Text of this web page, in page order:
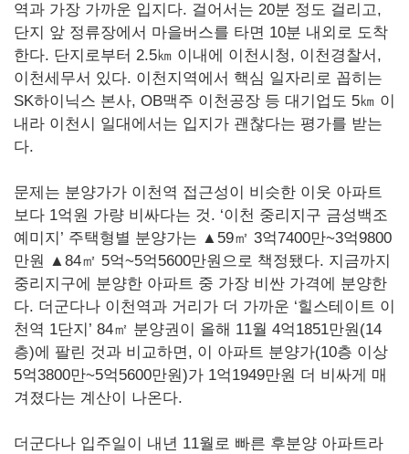
역과 가장 가까운 입지다. 걸어서는 20분 정도 걸리고,
단지 앞 정류장에서 마을버스를 타면 10분 내외로 도착
한다. 단지로부터 2.5㎞ 이내에 이천시청, 이천경찰서,
이천세무서 있다. 이천지역에서 핵심 일자리로 꼽히는
SK하이닉스 본사, OB맥주 이천공장 등 대기업도 5㎞ 이
내라 이천시 일대에서는 입지가 괜찮다는 평가를 받는
다.
문제는 분양가가 이천역 접근성이 비슷한 이웃 아파트
보다 1억원 가량 비싸다는 것. ‘이천 중리지구 금성백조
예미지’ 주택형별 분양가는 ▲59㎡ 3억7400만~3억9800
만원 ▲84㎡ 5억~5억5600만원으로 책정됐다. 지금까지
중리지구에 분양한 아파트 중 가장 비싼 가격에 분양한
다. 더군다나 이천역과 거리가 더 가까운 ‘힐스테이트 이
천역 1단지’ 84㎡ 분양권이 올해 11월 4억1851만원(14
층)에 팔린 것과 비교하면, 이 아파트 분양가(10층 이상
5억3800만~5억5600만원)가 1억1949만원 더 비싸게 매
겨졌다는 계산이 나온다.
더군다나 입주일이 내년 11월로 빠른 후분양 아파트라